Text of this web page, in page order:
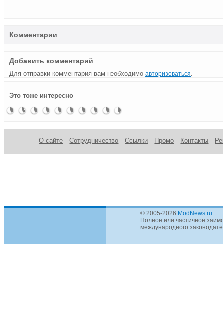
Комментарии
Добавить комментарий
Для отправки комментария вам необходимо авторизоваться
Это тоже интересно
питания
Modu
82+.
COOLING
выпускает
и блоки
питания
PS-
A750GB:
блока
для
9600GT
блока
Chieftec
CFT-750-
блок
питания
питания
экстра
О сайте Сотрудничество Ссылки Промо Контакты
© 2005-2026 ModNews.ru
Полное или частичное
международного